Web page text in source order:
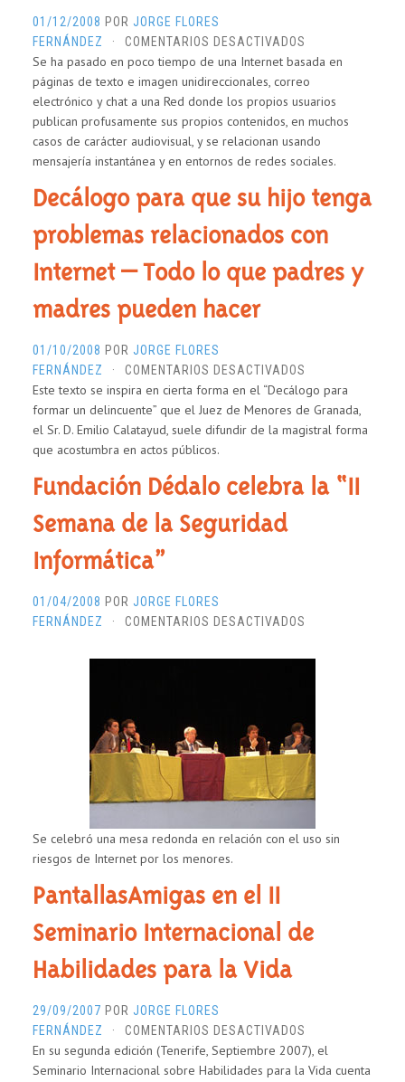
01/12/2008 POR JORGE FLORES
FERNÁNDEZ
· COMENTARIOS DESACTIVADOS
ADOLESCENTE
¿UN
ACCIDENTE?
Se ha pasado en poco tiempo de una Internet basada en
páginas de texto e imagen unidireccionales, correo
electrónico y chat a una Red donde los propios usuarios
publican profusamente sus propios contenidos, en muchos
casos de carácter audiovisual, y se relacionan usando
mensajería instantánea y en entornos de redes sociales.
Decálogo para que su hijo tenga
problemas relacionados con
Internet – Todo lo que padres y
madres pueden hacer
01/10/2008 POR JORGE FLORES
FERNÁNDEZ
· COMENTARIOS DESACTIVADOS
DECÁLOGO
PARA
QUE
TENGA
PUEDEN
HACER
Este texto se inspira en cierta forma en el “Decálogo para
formar un delincuente” que el Juez de Menores de Granada,
el Sr. D. Emilio Calatayud, suele difundir de la magistral forma
que acostumbra en actos públicos.
Fundación Dédalo celebra la “II
Semana de la Seguridad
Informática”
01/04/2008 POR JORGE FLORES
FERNÁNDEZ
· COMENTARIOS DESACTIVADOS
DÉDALO
SEMANA
DE
SEGURIDAD
Se celebró una mesa redonda en relación con el uso sin
riesgos de Internet por los menores.
PantallasAmigas en el II
Seminario Internacional de
Habilidades para la Vida
29/09/2007 POR JORGE FLORES
FERNÁNDEZ
· COMENTARIOS DESACTIVADOS
EN
En su segunda edición (Tenerife, Septiembre 2007), el
Seminario Internacional sobre Habilidades para la Vida cuenta